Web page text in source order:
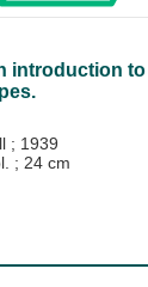
introduction to
; 1939
; 24 cm